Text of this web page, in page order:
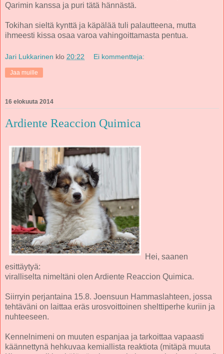
Qarimin kanssa ja puri tätä hännästä.
Tokihan sieltä kynttä ja käpälää tuli palautteena, mutta
ihmeesti kissa osaa varoa vahingoittamasta pentua.
Jari Lukkarinen klo 20:22 Ei kommentteja:
Jaa muille
16 elokuuta 2014
Ardiente Reaccion Quimica
Hei, saanen
esittäytyä:
viralliselta nimeltäni olen Ardiente Reaccion Quimica.
Siirryin perjantaina 15.8. Joensuun Hammaslahteen, jossa
tehtäväni on laittaa eräs urosvoittoinen shelttiperhe kuriin ja
nuhteeseen.
Kennelnimeni on muuten espanjaa ja tarkoittaa vapaasti
käännettynä hehkuvaa kemiallista reaktiota (mitäpä muuta